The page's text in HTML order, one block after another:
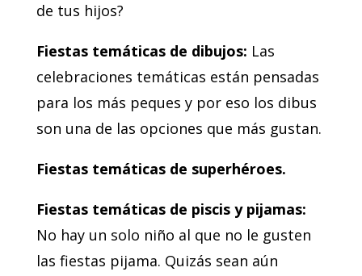
de tus hijos?
Fiestas temáticas de dibujos: Las
celebraciones temáticas están pensadas
para los más peques y por eso los dibus
son una de las opciones que más gustan.
Fiestas temáticas de superhéroes.
Fiestas temáticas de piscis y pijamas:
No hay un solo niño al que no le gusten
las fiestas pijama. Quizás sean aún